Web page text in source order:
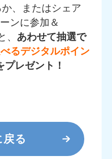
、またはシェア
ンに参加＆
、 あわせて抽選で
べるデジタルポイン
プレゼント！
戻る